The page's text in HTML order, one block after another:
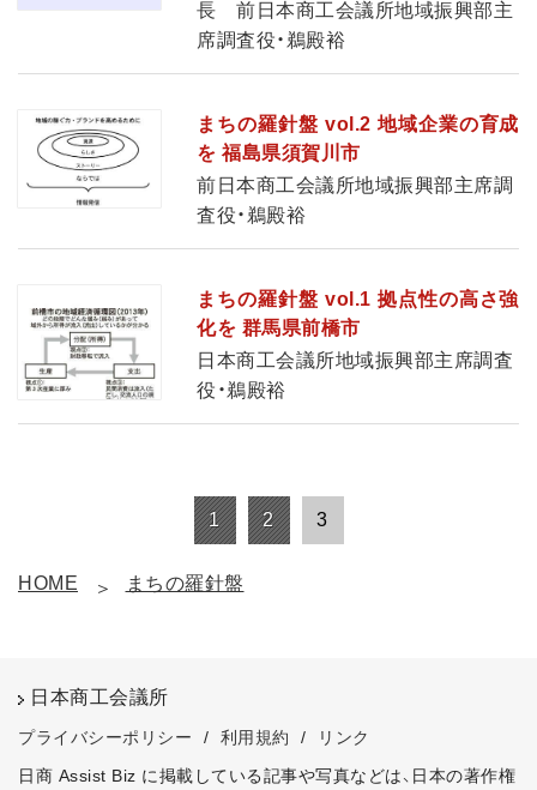
長 前日本商工会議所地域振興部主
席調査役・鵜殿裕
まちの羅針盤 vol.2 地域企業の育成
を 福島県須賀川市
前日本商工会議所地域振興部主席調
査役・鵜殿裕
まちの羅針盤 vol.1 拠点性の高さ強
化を 群馬県前橋市
日本商工会議所地域振興部主席調査
役・鵜殿裕
1 2 3
HOME まちの羅針盤
日本商工会議所
プライバシーポリシー / 利用規約 /
リンク
日商 Assist Biz に掲載している記事や写真などは、日本の著作権